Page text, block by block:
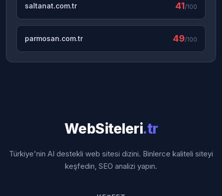
saltanat.com.tr 41/100
parmosan.com.tr 49/100
WebSiteleri.tr
Türkiye'nin AI destekli web sitesi dizini. Binlerce kaliteli siteyi
keşfedin, SEO analizi yapın.